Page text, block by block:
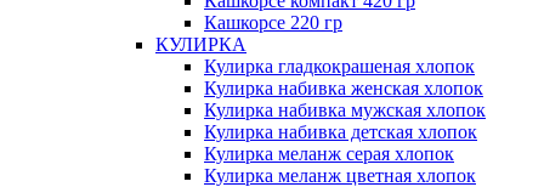
Кашкорсе 220 гр
КУЛИРКА
Кулирка гладкокрашеная хлопок
Кулирка набивка женская хлопок
Кулирка набивка мужская хлопок
Кулирка набивка детская хлопок
Кулирка меланж серая хлопок
Кулирка меланж цветная хлопок